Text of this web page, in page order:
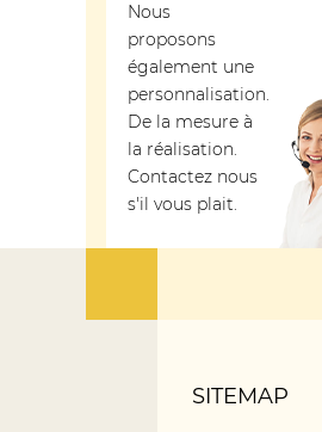
Nous
proposons
également une
personnalisation.
De la mesure à
la réalisation.
Contactez nous
s'il vous plait.
SITEMAP